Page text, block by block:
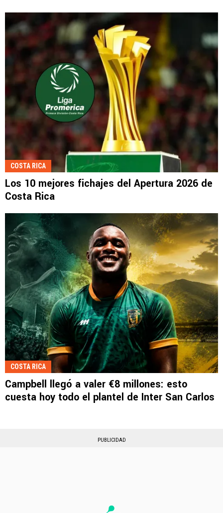
COSTA RICA
Los 10 mejores fichajes del Apertura 2026 de
Costa Rica
COSTA RICA
Campbell llegó a valer €8 millones: esto
cuesta hoy todo el plantel de Inter San Carlos
PUBLICIDAD